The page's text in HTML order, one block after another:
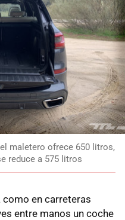
maletero ofrece 650 litros,
reduce a 575 litros
como en carreteras
entre manos un coche